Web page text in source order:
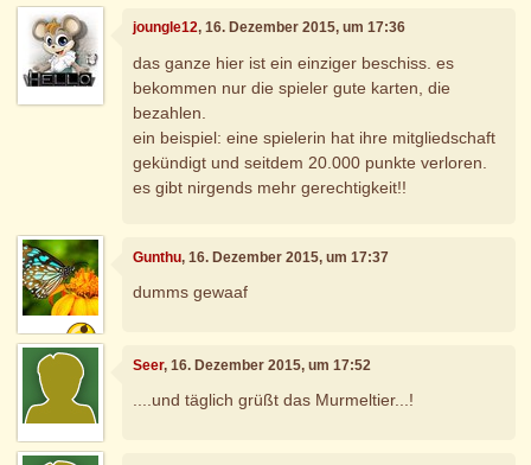
joungle12, 16. Dezember 2015, um 17:36
das ganze hier ist ein einziger beschiss. es
bekommen nur die spieler gute karten, die
bezahlen.
ein beispiel: eine spielerin hat ihre mitgliedschaft
gekündigt und seitdem 20.000 punkte verloren.
es gibt nirgends mehr gerechtigkeit!!
Gunthu, 16. Dezember 2015, um 17:37
dumms gewaaf
Seer, 16. Dezember 2015, um 17:52
....und täglich grüßt das Murmeltier...!